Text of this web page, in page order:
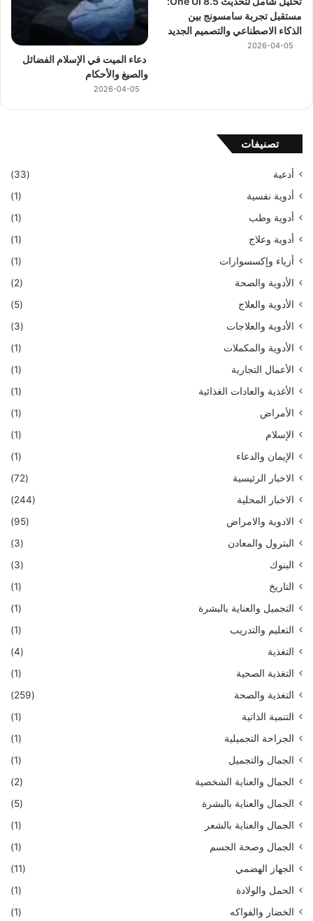
مستقبل تجربة سامسونج بين
الذكاء الاصطناعي والتصميم الجديد
2026-04-05
دعاء الميت في الإسلام الفضائل
والصيغ والأحكام
2026-04-05
تصنيفات
أدعية
(33)
أدوية نفسية
(1)
أدوية وطب
(1)
أدوية وعلاج
(1)
أزياء وإكسسوارات
(1)
الأدوية والصحة
(2)
الأدوية والعلاج
(5)
الأدوية والعلاجات
(3)
الأدوية والمكملات
(1)
الأعمال التجارية
(1)
الأغذية والعادات الغذائية
(1)
الأمراض
(1)
الإسلام
(1)
الإيمان والدعاء
(1)
الاخبار الرئيسية
(72)
الاخبار المحلية
(244)
الادوية والامراض
(95)
البترول والمعادن
(3)
البنوك
(3)
التاريخ
(1)
التجميل والعناية بالبشرة
(1)
التعليم والتدريب
(1)
التغذية
(4)
التغذية الصحية
(1)
التغذية والصحة
(259)
التنمية الذاتية
(1)
الجراحة التجميلية
(1)
الجمال والتجميل
(1)
الجمال والعناية الشخصية
(2)
الجمال والعناية بالبشرة
(5)
الجمال والعناية بالشعر
(1)
الجمال وصحة الجسم
(1)
الجهاز الهضمي
(11)
الحمل والولادة
(1)
الخضار والفواكه
(1)